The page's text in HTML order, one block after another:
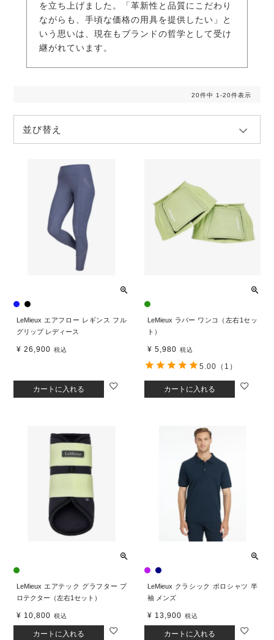
を立ち上げました。「革新性と品質にこだわり
ながらも、手頃な価格の用具を提供したい」と
いう思いは、現在もブランドの哲学として受け
継がれています。
並び替え
20件中 1 -20件表示
LeMieux エアフロー レギンス フル
グリップ レディース
¥ 26,900 税込
カートに入れる
LeMieux ラバー ワンコ（左右1セッ
ト）
¥ 5,980 税込
カートに入れる
5.00 （1）
LeMieux エアテック グラフター プ
ロテクター（左右1セット）
¥ 10,800 税込
カートに入れる
LeMieux クラシック ポロシャツ 半
袖 メンズ
¥ 13,900 税込
カートに入れる